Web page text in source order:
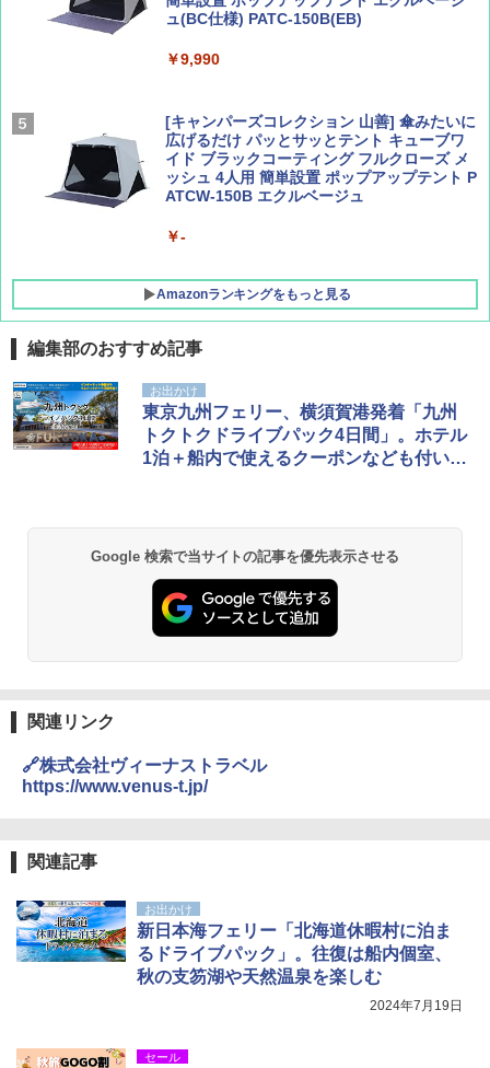
集】ボーイング110周年を祝して！
￥1,760
解く (講談社現代新書)
￥1,540
ュ(BC仕様) PATC-150B(EB)
￥9,990
[キャンパーズコレクション 山善] 傘みたいに
広げるだけ パッとサッとテント キューブワ
イド ブラックコーティング フルクローズ メ
ッシュ 4人用 簡単設置 ポップアップテント P
ATCW-150B エクルベージュ
￥-
Amazonランキングをもっと見る
DEWEL パラソル 大型 ビーチ アウトドアパ
ラソル ガーデン サイトシート付 折りたたみ
防水 UVカット 4段階高さ調整 軽量 収納袋付
き
【日本企業販売】超強力クマ対策スプレー 30
0ml（連続噴射30秒）110ml（連続噴射15
秒）射程5～10m 安全ロック搭載 携帯収納袋
付き ヒグマ・イノシシ対策 自治体・教育機
関の購入実績 登山・キャンプ・アウトドア・
GRANDOOR ステンレス保冷剤 2個セット 2
026リニューアル 急速冷凍 空間倍増 衛生的
ポインターライト 強力 小型 緑色/赤色/青紫色
USB充電式 高精度 超長距離照射 長時間使用
可能 安全ロック付き 高安全性 金属製耐久 コ
ンパクト多機能設計 持ち運び便利 アウトド
ア/オフィス/教育現場/展示会用 緑
編集部のおすすめ記事
お出かけ
東京九州フェリー、横須賀港発着「九州
トクトクドライブパック4日間」。ホテル
1泊＋船内で使えるクーポンなども付いた
Google 検索で当サイトの記事を優先表示させる
関連リンク
🔗株式会社ヴィーナストラベル
https://www.venus-t.jp/
関連記事
お出かけ
新日本海フェリー「北海道休暇村に泊ま
るドライブパック」。往復は船内個室、
秋の支笏湖や天然温泉を楽しむ
2024年7月19日
セール